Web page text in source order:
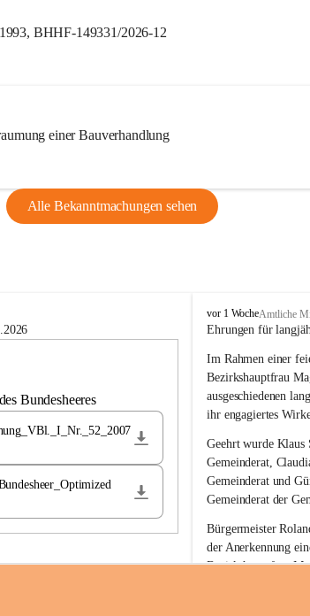
BHHF-149331/2026-12
einer Bauverhandlung
Alle Bekanntmachungen sehen
Bundesheeres
B
u
h
-
S
t
M
a
g
d
a
l
e
n
a
vor 1 WocheAmtliche
Ehrungen für
Im Rahmen einer
Bezirkshauptfrau
ausgeschiedenen
ihr engagiertes
Geehrt wurde Klaus
Gemeinderat,
Gemeinderat und
Gemeinderat der
Bürgermeister
der Anerkennung
Bezirkshauptfrau